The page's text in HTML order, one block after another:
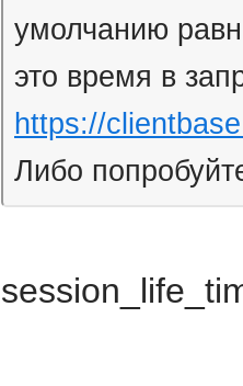
умолчанию
это время в
https://
Либо